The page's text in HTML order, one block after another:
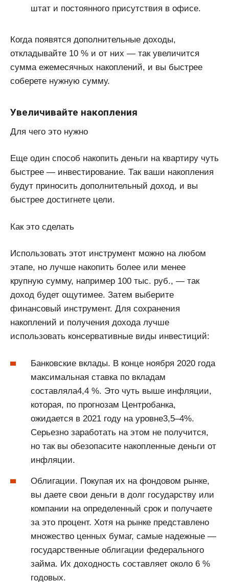
штат и постоянного присутствия в офисе.
Когда появятся дополнительные доходы,
откладывайте 10 % и от них ― так увеличится
сумма ежемесячных накоплений, и вы быстрее
соберете нужную сумму.
Увеличивайте накопления
Для чего это нужно
Еще один способ накопить деньги на квартиру чуть
быстрее — инвестирование. Так ваши накопления
будут приносить дополнительный доход, и вы
быстрее достигнете цели.
Как это сделать
Использовать этот инструмент можно на любом
этапе, но лучше накопить более или менее
крупную сумму, например 100 тыс. руб., — так
доход будет ощутимее. Затем выберите
финансовый инструмент. Для сохранения
накоплений и получения дохода лучше
использовать консервативные виды инвестиций:
Банковские вклады. В конце ноября 2020 года
максимальная ставка по вкладам
составляла4,4 %. Это чуть выше инфляции,
которая, по прогнозам Центробанка,
ожидается в 2021 году на уровне3,5–4%.
Серьезно заработать на этом не получится,
но так вы обезопасите накопленные деньги от
инфляции.
Облигации. Покупая их на фондовом рынке,
вы даете свои деньги в долг государству или
компании на определенный срок и получаете
за это процент. Хотя на рынке представлено
множество ценных бумаг, самые надежные —
государственные облигации федерального
займа. Их доходность составляет около 6 %
годовых.